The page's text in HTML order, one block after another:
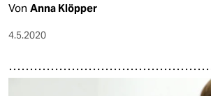
Von Anna Klöpper
4.5.2020